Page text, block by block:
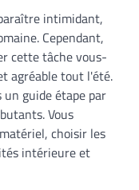
intimidant,
Cependant,
cette tâche vous-
agréable tout l'été.
un guide étape par
Vous
choisir les
intérieure et